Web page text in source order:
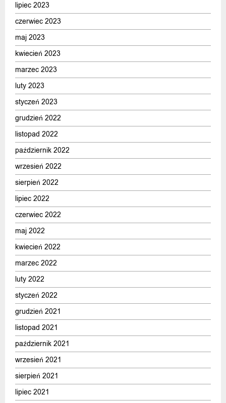
lipiec 2023
czerwiec 2023
maj 2023
kwiecień 2023
marzec 2023
luty 2023
styczeń 2023
grudzień 2022
listopad 2022
październik 2022
wrzesień 2022
sierpień 2022
lipiec 2022
czerwiec 2022
maj 2022
kwiecień 2022
marzec 2022
luty 2022
styczeń 2022
grudzień 2021
listopad 2021
październik 2021
wrzesień 2021
sierpień 2021
lipiec 2021